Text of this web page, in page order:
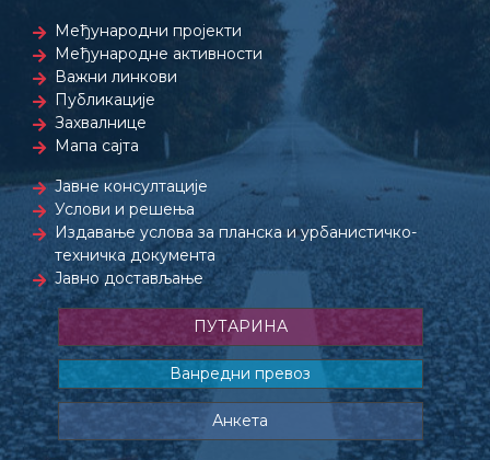
Међународни пројекти
Међународне активности
Важни линкови
Публикације
Захвалнице
Мапа сајта
Јавне консултације
Услови и решења
Издавање услова за планска и урбанистичко-
техничка документа
Јавно достављање
ПУТАРИНА
Ванредни превоз
Анкета